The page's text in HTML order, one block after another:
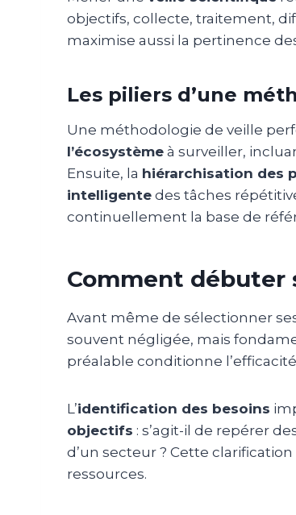
objectifs, collecte, traitement,
maximise aussi la pertinence
Les piliers d’une
Une méthodologie de veille
l’écosystème à surveiller,
Ensuite, la hiérarchisation des
intelligente des tâches
continuellement la base de
Comment débuter
Avant même de sélectionner
souvent négligée, mais
préalable conditionne
L’identification des besoins
objectifs : s’agit-il de repérer
d’un secteur ? Cette
ressources.